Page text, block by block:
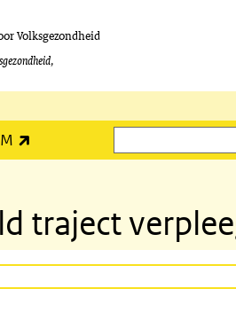
Volksgezondheid
Zoeken
traject